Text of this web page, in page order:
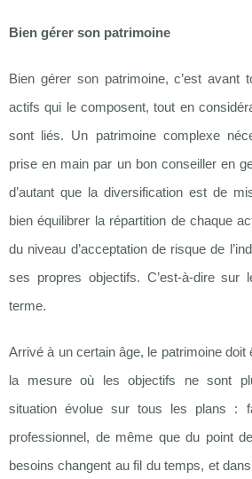
Bien gérer son patrimoine
Bien gérer son patrimoine, c’est avant
actifs qui le composent, tout en
sont liés. Un patrimoine complexe
prise en main par un bon conseiller en
d’autant que la diversification est de
bien équilibrer la répartition de chaque
du niveau d’acceptation de risque de
ses propres objectifs. C’est-à-dire sur
terme.
Arrivé à un certain âge, le patrimoine doit
la mesure où les objectifs ne sont
situation évolue sur tous les plans :
professionnel, de même que du point
besoins changent au fil du temps, et